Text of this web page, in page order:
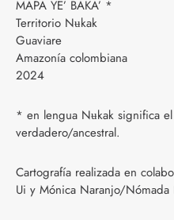
MAPA YE’ BAKA’ *
Territorio Nʉkak
Guaviare
Amazonía colombiana
2024
* en lengua Nʉkak significa
verdadero/ancestral.
Cartografía realizada en
Ui y Mónica Naranjo/Nómada